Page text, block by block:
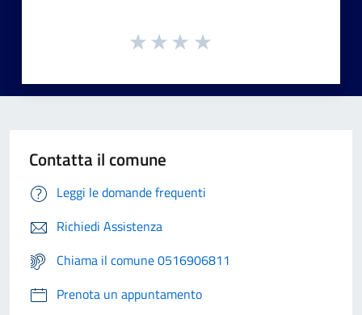
Contatta il comune
Leggi le domande frequenti
Richiedi Assistenza
Chiama il comune 0516906811
Prenota un appuntamento